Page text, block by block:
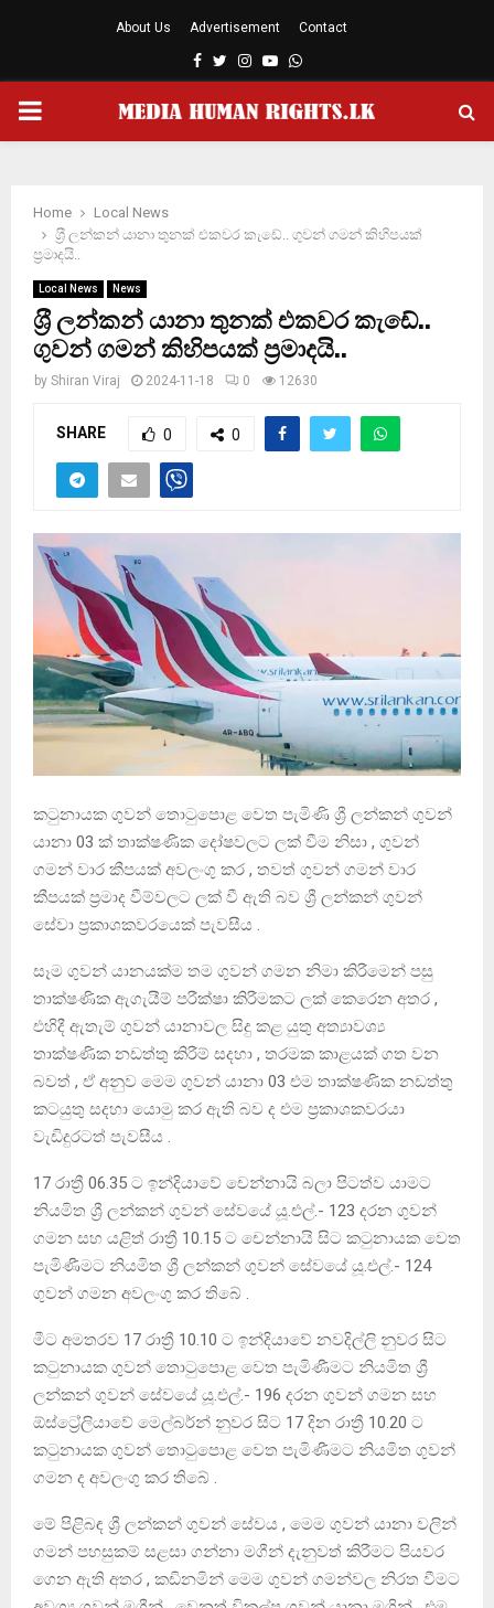
About Us Advertisement Contact
Facebook
TwitterInstagram
YoutubeWhatsapp
PRIMARY
Home
Local News
ශ‍්‍රී ලන්කන් යානා තුනක් එකවර කැඩේ.. ගුවන් ගමන් කිහිපයක්
ප‍්‍රමාදයි..
Local News News
ශ‍්‍රී ලන්කන් යානා තුනක් එකවර කැඩේ..
ගුවන් ගමන් කිහිපයක් ප‍්‍රමාදයි..
by Shiran Viraj 2024-11-18 0 12630
SHARE 0 0
කටුනායක ගුවන් තොටුපොළ වෙත පැමිණි ශ්‍රී ලන්කන් ගුවන්
යානා 03 ක් තාක්ෂණික දෝෂවලට ලක් වීම නිසා , ගුවන්
ගමන් වාර කීපයක් අවලංගු කර , තවත් ගුවන් ගමන් වාර
කීපයක් ප්‍රමාද වීම්වලට ලක් වී ඇති බව ශ්‍රී ලන්කන් ගුවන්
සේවා ප්‍රකාශකවරයෙක් පැවසීය .
සෑම ගුවන් යානයක්ම තම ගුවන් ගමන නිමා කිරීමෙන් පසු
තාක්ෂණික ඇගැයීම් පරීක්ෂා කිරීමකට ලක් කෙරෙන අතර ,
එහිදී ඇතැම් ගුවන් යානාවල සිදු කළ යුතු අත්‍යාවශ්‍ය
තාක්ෂණික නඩත්තු කිරීම් සදහා , තරමක කාළයක් ගත වන
බවත් , ඒ අනුව මෙම ගුවන් යානා 03 එම තාක්ෂණික නඩත්තු
කටයුතු සදහා යොමු කර ඇති බව ද එම ප්‍රකාශකවරයා
වැඩිදුරටත් පැවසීය .
17 රාත්‍රී 06.35 ට ඉන්දියාවේ චෙන්නායි බලා පිටත්ව යාමට
නියමිත ශ්‍රී ලන්කන් ගුවන් සේවයේ යූ.එල්.- 123 දරන ගුවන්
ගමන සහ යළිත් රාත්‍රී 10.15 ට චෙන්නායි සිට කටුනායක වෙත
පැමිණීමට නියමිත ශ්‍රී ලන්කන් ගුවන් සේවයේ යූ.එල්.- 124
ගුවන් ගමන අවලංගු කර තිබේ .
මීට අමතරව 17 රාත්‍රී 10.10 ට ඉන්දියාවේ නවදිල්ලි නුවර සිට
කටුනායක ගුවන් තොටුපොළ වෙත පැමිණීමට නියමිත ශ්‍රී
ලන්කන් ගුවන් සේවයේ යූ.එල්.- 196 දරන ගුවන් ගමන සහ
ඕස්ට්‍රේලියාවේ මෙල්බර්න් නුවර සිට 17 දින රාත්‍රී 10.20 ට
කටුනායක ගුවන් තොටුපොළ වෙත පැමිණීමට නියමිත ගුවන්
ගමන ද අවලංගු කර තිබේ .
මේ පිළිබඳ ශ්‍රී ලන්කන් ගුවන් සේවය , මෙම ගුවන් යානා වලින්
ගමන් පහසුකම් සළසා ගන්නා මගීන් දැනුවත් කිරීමට පියවර
ගෙන ඇති අතර , කඩිනමින් මෙම ගුවන් ගමන්වල නිරත වීමට